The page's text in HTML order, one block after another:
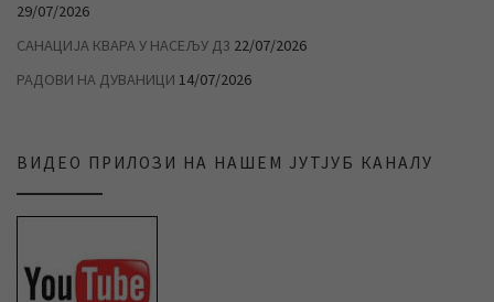
29/07/2026
САНАЦИЈА КВАРА У НАСЕЉУ Д3 22/07/2026
РАДОВИ НА ДУВАНИЦИ 14/07/2026
ВИДЕО ПРИЛОЗИ НА НАШЕМ ЈУТЈУБ КАНАЛУ